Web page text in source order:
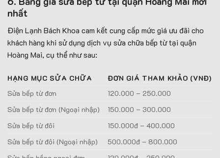
nhất
Điện Lạnh Bách Khoa cam kết cung cấp mức giá ưu đãi cho
khách hàng khi sử dụng dịch vụ sửa chữa bếp từ tại quận
Hoàng Mai, cụ thể như sau:
HẠNG MỤC SỬA CHỮA
ĐƠN GIÁ THAM KHẢO (VNĐ)
Sửa bếp từ đơn
120.000 – 250.000
Sửa bếp từ đơn (Ngoại nhập)
150.000 – 300.000
Sửa bếp từ đôi
150.000đ – 400.000
Sửa bếp từ đôi (Ngoại nhập)
500.000đ – 800.000